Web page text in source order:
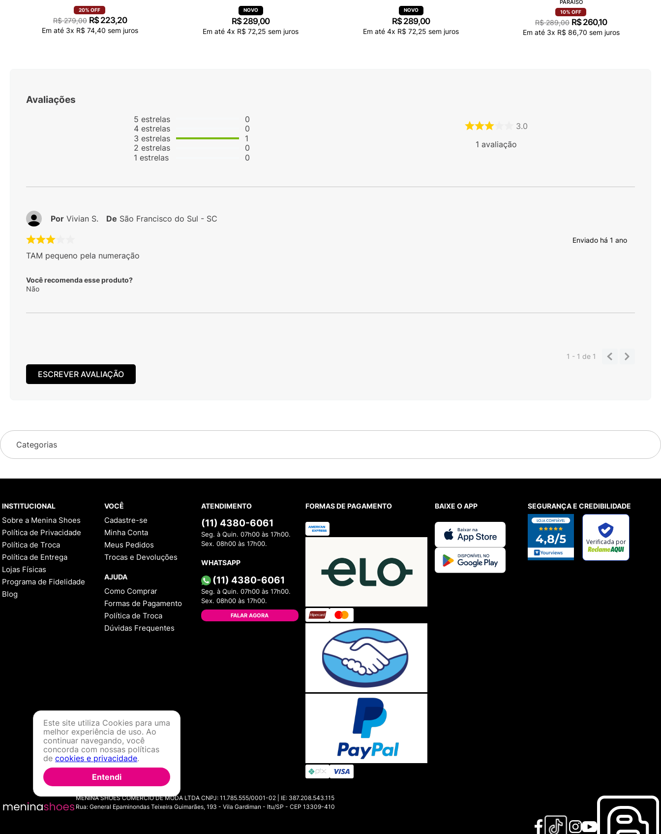
20% OFF
R$ 279,00 R$ 223,20
Em até 3x R$ 74,40 sem juros
R$ 289,00
Em até 4x R$ 72,25 sem juros
R$ 289,00
Em até 4x R$ 72,25 sem juros
PARAISO
10% OFF
R$ 289,00 R$ 260,10
Em até 3x R$ 86,70 sem juros
Avaliações
5 estrelas
4estrelas
3 estrelas
2 estrelas
1 estrelas
0
0
1
0
0
3.0
1 avaliação
Enviado há 1 ano
TAM pequeno pela numeração
Você recomenda esse produto?
Não
Por Vivian S. De São Francisco do Sul - SC
1 - 1de 1
ESCREVER AVALIAÇÃO
Categorias
INSTITUCIONAL
Sobre a Menina Shoes
Política de Privacidade
Política de Troca
Política de Entrega
Lojas Físicas
Programa de Fidelidade
Blog
VOCÊ
Cadastre-se
Minha Conta
Meus Pedidos
Trocas e Devoluções
AJUDA
Como Comprar
Formas de Pagamento
Política de Troca
Dúvidas Frequentes
ATENDIMENTO
(11) 4380-6061
Seg. à Quin. 07h00 às 17h00.
Sex. 08h00 às 17h00.
WHATSAPP
(11) 4380-6061
Seg. à Quin. 07h00 às 17h00.
Sex. 08h00 às 17h00.
FALAR AGORA
FORMAS DE PAGAMENTO BAIXE O APP SEGURANÇA E CREDIBILIDADE
MENINA SHOES COMERCIO DE MODA LTDA CNPJ: 11.785.555/0001-02 | IE: 387.208.543.115
Rua: General Epaminondas Teixeira Guimarães, 193 - Vila Gardiman - Itu/SP - CEP 13309-410
Este site utiliza Cookies para uma
melhor experiência de uso. Ao
continuar navegando, você
concorda com nossas políticas
decookies e privacidade.
Entendi